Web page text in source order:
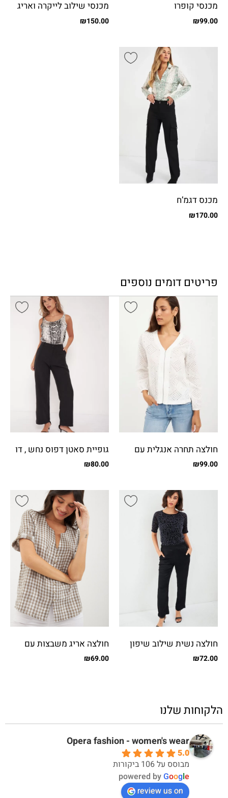
מכנסי קופרו
₪99.00
מכנסי שילוב לייקרה ואריג
עם כיסים
₪150.00
מכנס דגמ’ח
₪170.00
פריטים דומים נוספים
חולצה תחרה אנגלית עם
רוכסן₪99.00
גופיית סאטן דפוס נחש , דו
צדדי ₪80.00
חולצה נשית שילוב שיפון
מבריק₪72.00
חולצה אריג משבצות עם
כפתורים
₪69.00
הלקוחות שלנו
Opera fashion - women's wear
5.0
מבוסס על 106 ביקורות
powered byGoogle
review us on